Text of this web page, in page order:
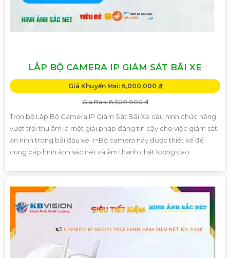
LẮP BỘ CAMERA IP GIÁM SÁT BÃI XE
Giá Khuyến Mại: 6,000,000 ₫
Giá Bán: 8,500,000 ₫
Trọn bộ Lắp Bộ Camera IP Giám Sát Bãi Xe cấu hình chức năng
vượt trội thu âm là một giải pháp đáng tin cậy cho việc giám sát
an ninh trong bãi đậu xe. r>Bộ camera này được thiết kế để
cung cấp hình ảnh sắc nét và âm thanh chất lượng cao